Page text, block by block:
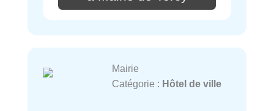
Mairie
Catégorie : Hôtel de ville